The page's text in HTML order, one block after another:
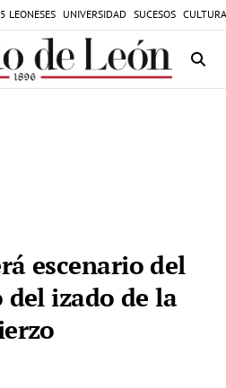
LEONESES UNIVERSIDAD SUCESOS
escenario del
izado de la